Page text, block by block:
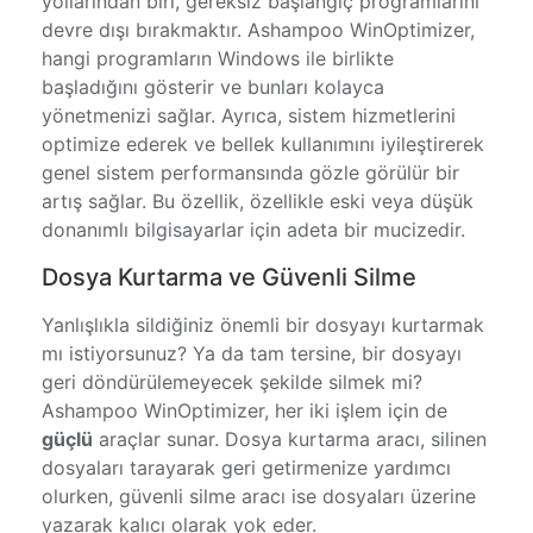
devre dışı bırakmaktır. Ashampoo WinOptimizer,
hangi programların Windows ile birlikte
başladığını gösterir ve bunları kolayca
yönetmenizi sağlar. Ayrıca, sistem hizmetlerini
optimize ederek ve bellek kullanımını iyileştirerek
genel sistem performansında gözle görülür bir
artış sağlar. Bu özellik, özellikle eski veya düşük
donanımlı bilgisayarlar için adeta bir mucizedir.
Dosya Kurtarma ve Güvenli Silme
Yanlışlıkla sildiğiniz önemli bir dosyayı kurtarmak
mı istiyorsunuz? Ya da tam tersine, bir dosyayı
geri döndürülemeyecek şekilde silmek mi?
Ashampoo WinOptimizer, her iki işlem için de
güçlü araçlar sunar. Dosya kurtarma aracı, silinen
dosyaları tarayarak geri getirmenize yardımcı
olurken, güvenli silme aracı ise dosyaları üzerine
yazarak kalıcı olarak yok eder.